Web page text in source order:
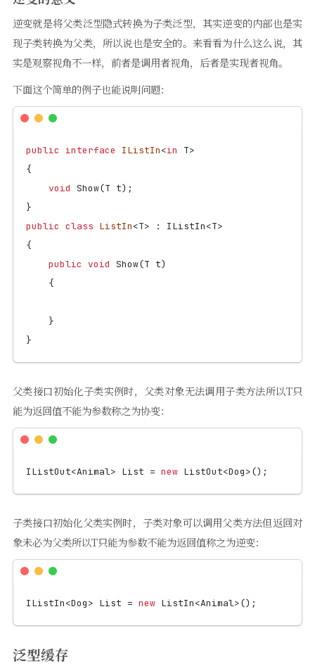
逆变就是将父类泛型隐式转换为子类泛型，其实逆变的内部也是实
现子类转换为父类，所以说也是安全的。来看看为什么这么说，其
实是观察视角不一样，前者是调用者视角，后者是实现者视角。
下面这个简单的例子也能说明问题：
public interface IListIn<in T>
{
void Show(T t);
}
public class ListIn<T> : IListIn<T>
{
public void Show(T t)
{
}
}
父类接口初始化子类实例时，父类对象无法调用子类方法所以T只
能为返回值不能为参数称之为协变：
IListOut<Animal> List = new ListOut<Dog>();
子类接口初始化父类实例时，子类对象可以调用父类方法但返回对
象未必为父类所以T只能为参数不能为返回值称之为逆变：
IListIn<Dog> List = new ListIn<Animal>();
泛型缓存